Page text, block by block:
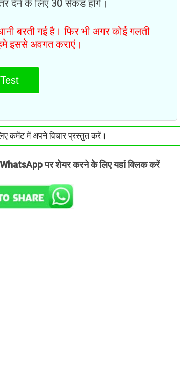
देने के लिए 30 सेकंड होंगे।
बरती गई है। फिर भी अगर कोई गलती
इससे अवगत कराएं।
कमेंट में अपने विचार प्रस्तुत करें।
पर शेयर करने के लिए यहां क्लिक करें